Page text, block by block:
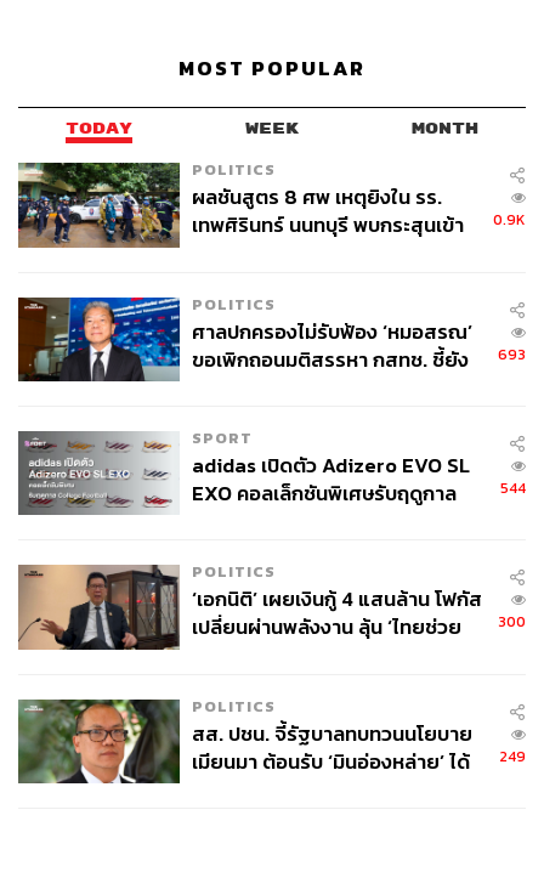
MOST POPULAR
TODAY WEEK MONTH
POLITICS
ผลชันสูตร 8 ศพ เหตุยิงใน รร.
เทพศิรินทร์ นนทบุรี พบกระสุนเข้า
0.9K
POLITICS
ศาลปกครองไม่รับฟ้อง ‘หมอสรณ’
ขอเพิกถอนมติสรรหา กสทช. ชี้ยัง
693
SPORT
adidas เปิดตัว Adizero EVO SL
EXO คอลเล็กชันพิเศษรับฤดูกาล
544
POLITICS
‘เอกนิติ’ เผยเงินกู้ 4 แสนล้าน โฟกัส
เปลี่ยนผ่านพลังงาน ลุ้น ‘ไทยช่วย
300
POLITICS
สส. ปชน. จี้รัฐบาลทบทวนนโยบาย
เมียนมา ต้อนรับ ‘มินอ่องหล่าย’ ได้
249